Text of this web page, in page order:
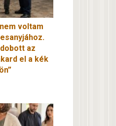
voltam
az
el a kék